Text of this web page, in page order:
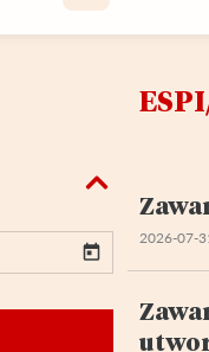
2026-07-